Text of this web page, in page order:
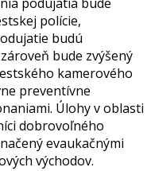
polície,
budú
bude zvýšený
kamerového
preventívne
Úlohy v oblasti
dobrovoľného
evaukačnými
východov.